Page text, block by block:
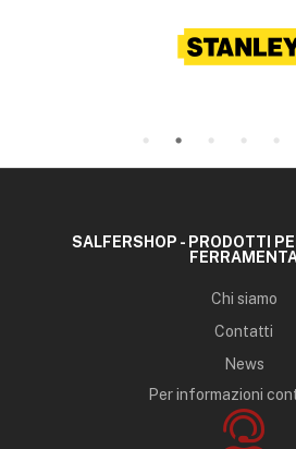
SALFERSHOP - PRODOTTI
Chi siamo
Contatti
News
Per informazioni